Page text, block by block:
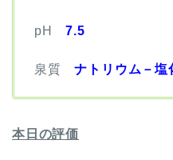
pH7.5
泉質ナトリウム－塩
本日の評価